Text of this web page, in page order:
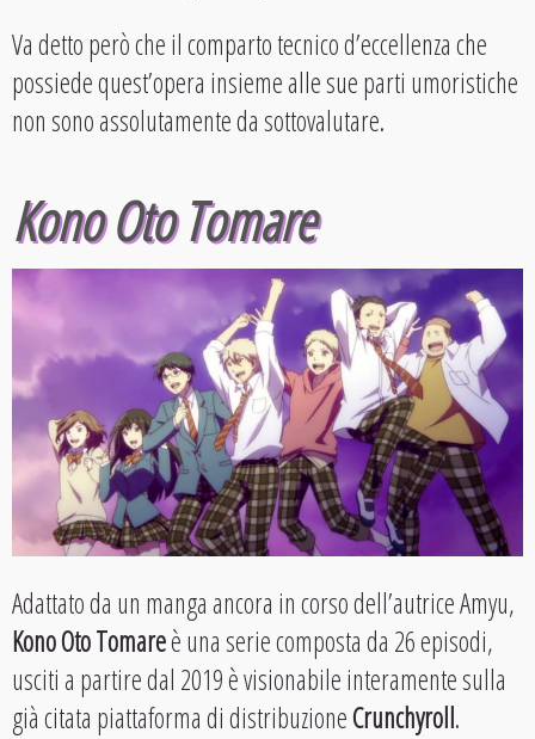
Va detto però che il comparto tecnico d’eccellenza che
possiede quest’opera insieme alle sue parti umoristiche
non sono assolutamente da sottovalutare.
Kono Oto Tomare
Adattato da un manga ancora in corso dell’autrice Amyu,
Kono Oto Tomareè una serie composta da 26 episodi,
usciti a partire dal 2019 è visionabile interamente sulla
già citata piattaforma di distribuzioneCrunchyroll.